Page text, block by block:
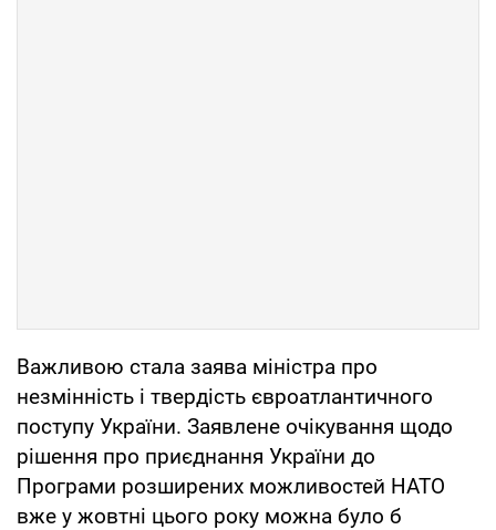
Важливою стала заява міністра про
незмінність і твердість євроатлантичного
поступу України. Заявлене очікування щодо
рішення про приєднання України до
Програми розширених можливостей НАТО
вже у жовтні цього року можна було б